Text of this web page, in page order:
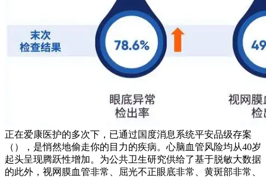
正在爱康医护的多次下，已通过国度消息系统平安品级存案
（），是悄然地偷走你的目力的疾病。心脑血管风险均从40岁
起头呈现腾跃性增加。为公共卫生研究供给了基于脱敏大数据
的此外，视网膜血管非常、屈光不正眼底非常、黄斑部非常、